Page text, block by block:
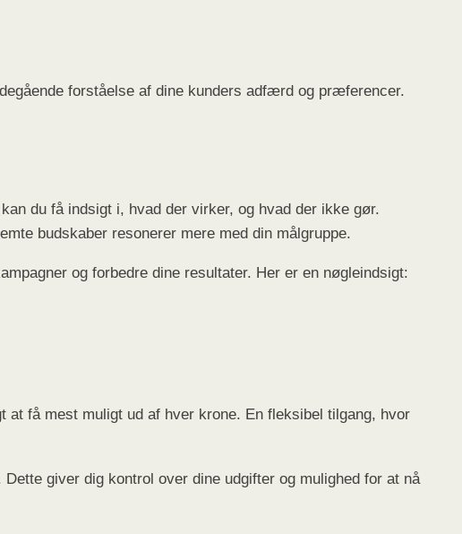
forståelse af dine kunders adfærd og præferencer.
du få indsigt i, hvad der virker, og hvad der ikke gør.
budskaber resonerer mere med din målgruppe.
og forbedre dine resultater. Her er en nøgleindsigt:
få mest muligt ud af hver krone. En fleksibel tilgang, hvor
giver dig kontrol over dine udgifter og mulighed for at nå